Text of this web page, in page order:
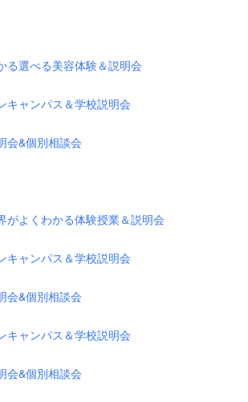
る選べる美容体験＆説明会
キャンパス＆学校説明会
会&個別相談会
がよくわかる体験授業＆説明会
キャンパス＆学校説明会
会&個別相談会
キャンパス＆学校説明会
会&個別相談会